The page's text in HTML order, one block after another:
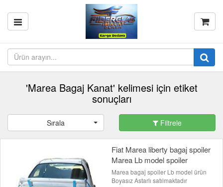
'Marea Bagaj Kanat' kelimesi için etiket
sonuçları
Sırala Filtrele
Fiat Marea liberty bagaj spoiler
Marea Lb model spoiler
Marea bagaj spoiler Lb model ürün
Boyasız Astarlı satılmaktadır